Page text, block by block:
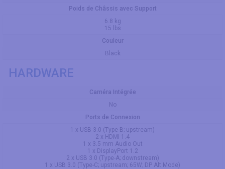
Poids de Châssis avec Support
6.8 kg
15 lbs
Couleur
Black
HARDWARE
Caméra Intégrée
No
Ports de Connexion
1 x USB 3.0 (Type-B; upstream)
2 x HDMI 1.4
1 x 3.5 mm Audio Out
1 x DisplayPort 1.2
2 x USB 3.0 (Type-A; downstream)
1 x USB 3.0 (Type-C; upstream; 65W; DP Alt Mode)